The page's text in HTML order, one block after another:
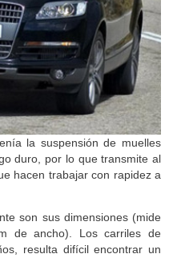
la suspensión de muelles
duro, por lo que transmite al
hacen trabajar con rapidez a
son sus dimensiones (mide
de ancho). Los carriles de
resulta difícil encontrar un